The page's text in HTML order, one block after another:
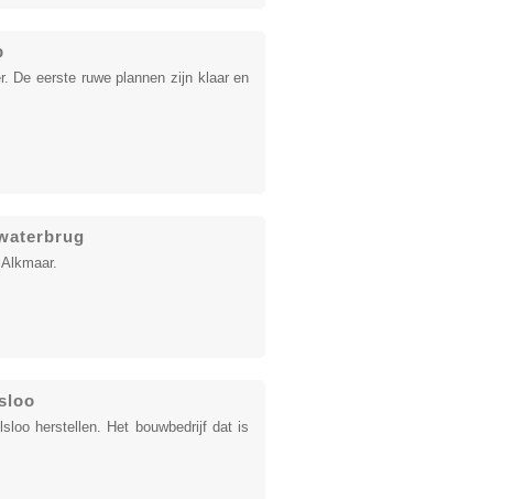
De eerste ruwe plannen zijn klaar en
herstellen. Het bouwbedrijf dat is